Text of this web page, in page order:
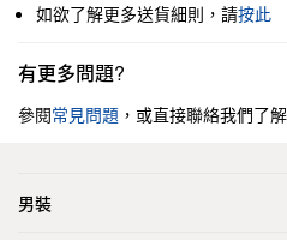
如欲了解更多送貨細則，請按此
有更多問題?
參閱常見問題 ，或直接聯絡我們了
男裝